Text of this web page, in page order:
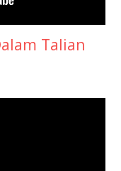
Talian